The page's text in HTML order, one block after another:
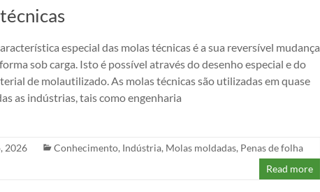
especial das molas técnicas é a sua reversível mudança
sob carga. Isto é possível através do desenho especial e do
de molautilizado. As molas técnicas são utilizadas em quase
as indústrias, tais como engenharia
2026 Conhecimento, Indústria, Molas moldadas, Penas de folha
Read more